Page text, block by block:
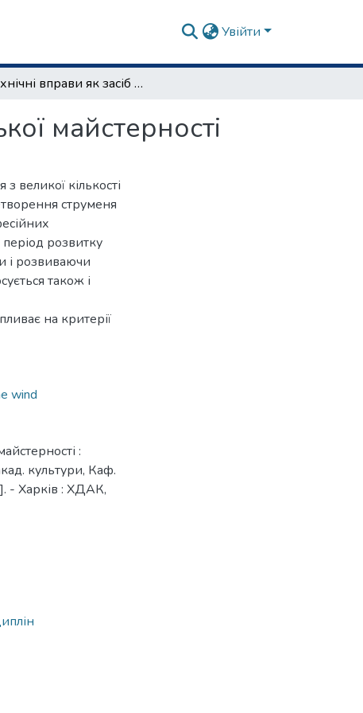
Увійти
Технічні вправи як засіб підвищення виконавської майстерності
майстерності
великої кількості
струменя
розвитку
і розвиваючи
також і
на критерії
wind
:
культури, Каф.
- Харків : ХДАК,